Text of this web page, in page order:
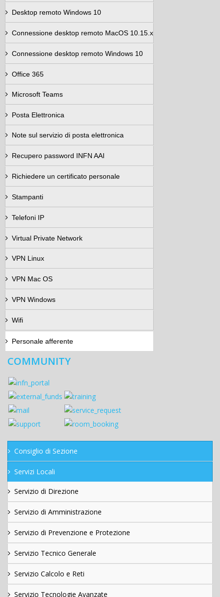
Desktop remoto Windows 10
Connessione desktop remoto MacOS 10.15.x
Connessione desktop remoto Windows 10
Office 365
Microsoft Teams
Posta Elettronica
Note sul servizio di posta elettronica
Recupero password INFN AAI
Richiedere un certificato personale
Stampanti
Telefoni IP
Virtual Private Network
VPN Linux
VPN Mac OS
VPN Windows
Wifi
Personale afferente
COMMUNITY
Consiglio di Sezione
Servizi Locali
Servizio di Direzione
Servizio di Amministrazione
Servizio di Prevenzione e Protezione
Servizio Tecnico Generale
Servizio Calcolo e Reti
Servizio Tecnologie Avanzate